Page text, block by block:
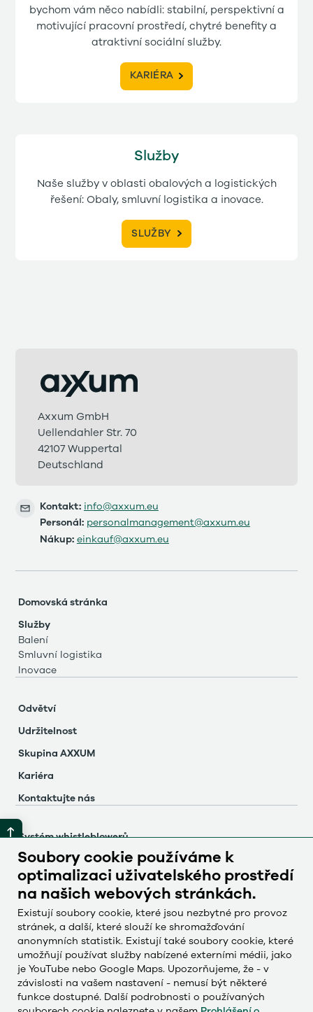
bychom vám něco nabídli: stabilní, perspektivní a
motivující pracovní prostředí, chytré benefity a
atraktivní sociální služby.
KARIÉRA
Služby
Naše služby v oblasti obalových a logistických
řešení: Obaly, smluvní logistika a inovace.
SLUŽBY
Axxum GmbH
Uellendahler Str. 70
42107 Wuppertal
Deutschland
Kontakt: info@axxum.eu
Personál: personalmanagement@axxum.eu
Nákup: einkauf@axxum.eu
Domovská stránka
Služby
Balení
Smluvní logistika
Inovace
Odvětví
Udržitelnost
Skupina AXXUM
Kariéra
Kontaktujte nás
Systém whistleblowerů
Otisk
Ochrana údajů
Česky
Deutsch
English
Français
Soubory cookie používáme k
optimalizaci uživatelského prostředí
na našich webových stránkách.
Existují soubory cookie, které jsou nezbytné pro provoz
stránek, a další, které slouží ke shromažďování
anonymních statistik. Existují také soubory cookie, které
umožňují používat služby nabízené externími médii, jako
je YouTube nebo Google Maps. Upozorňujeme, že - v
závislosti na vašem nastavení - nemusí být některé
funkce dostupné. Další podrobnosti o používaných